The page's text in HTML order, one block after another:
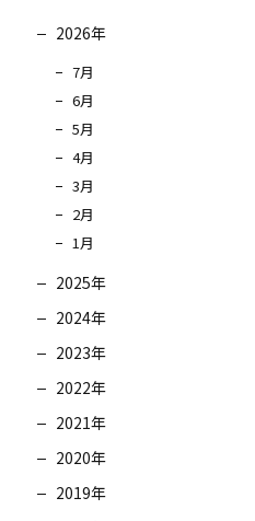
2026年
7月
6月
5月
4月
3月
2月
1月
2025年
2024年
2023年
2022年
2021年
2020年
2019年